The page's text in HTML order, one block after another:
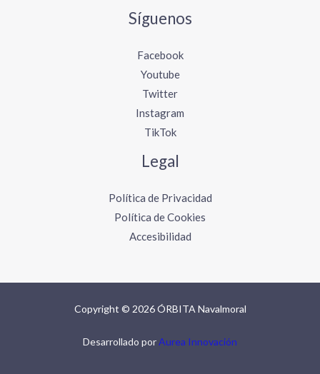
Síguenos
Facebook
Youtube
Twitter
Instagram
TikTok
Legal
Política de Privacidad
Política de Cookies
Accesibilidad
Copyright © 2026 ÓRBITA Navalmoral
Desarrollado porAurea Innovación